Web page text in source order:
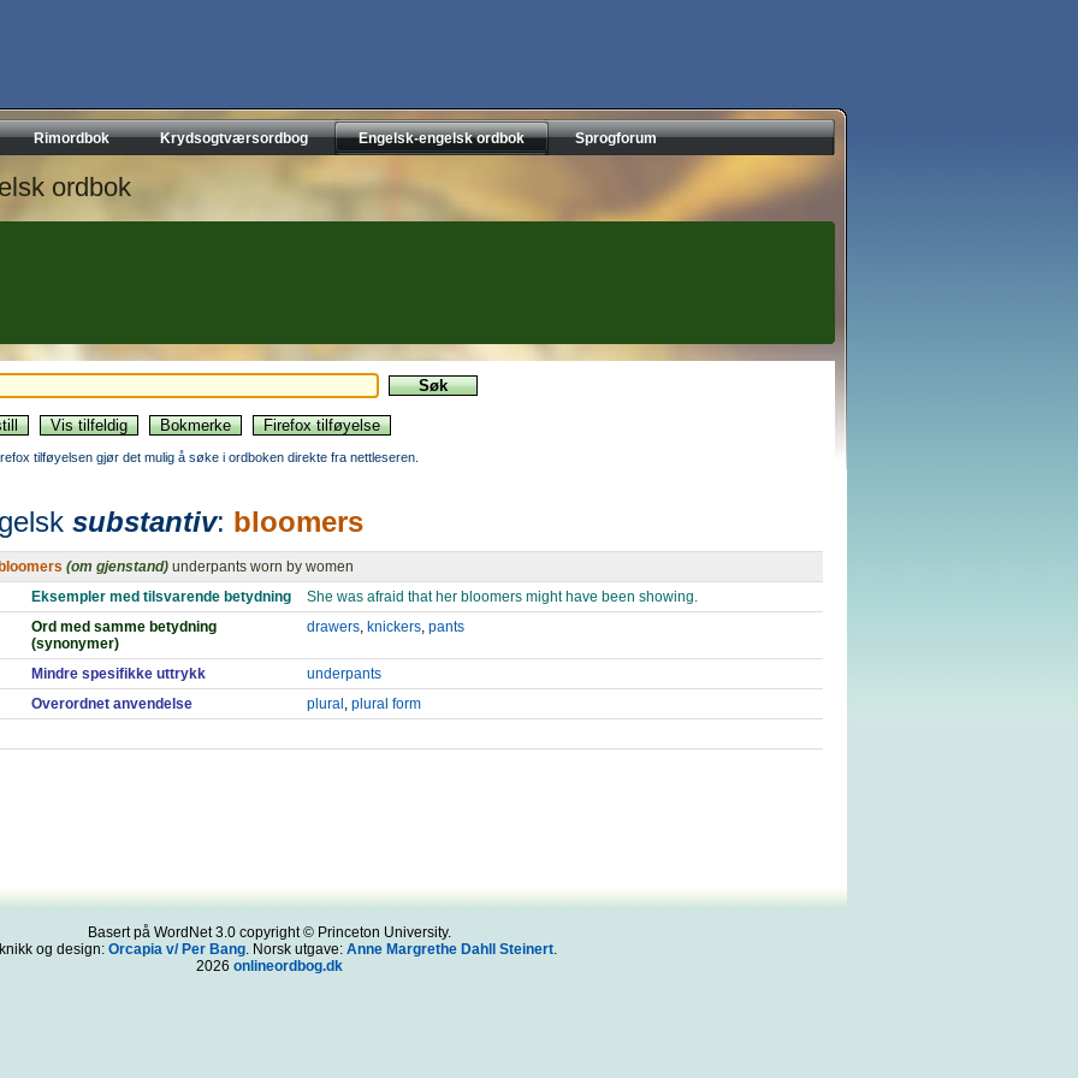
Rimordbok Krydsogtværsordbog Engelsk-engelsk ordbok Sprogforum
ordbok
tilføyelsen gjør det mulig å søke i ordboken direkte fra nettleseren.
substantiv: bloomers
bloomers (om gjenstand) underpants worn by women
Eksempler med tilsvarende betydning
She was afraid that her bloomers might have been showing.
Ord med samme betydning
(synonymer)
drawers, knickers, pants
Mindre spesifikke uttrykk
underpants
Overordnet anvendelse
plural , plural form
Basert på WordNet 3.0 copyright © Princeton University.
og design: Orcapia v/ Per Bang. Norsk utgave: Anne Margrethe Dahll Steinert.
2026 onlineordbog.dk